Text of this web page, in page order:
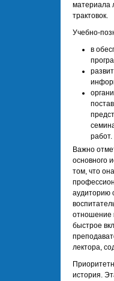
материала
трактовок.
Учебно-
в
работ.
Важно
основного
том, что
аудиторию
отношение
быстрое
лектора,
история.